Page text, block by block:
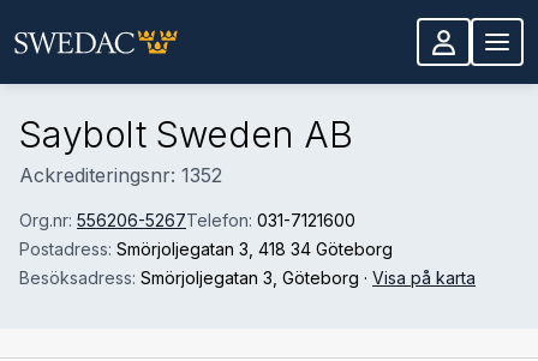
Saybolt Sweden AB
Ackrediteringsnr: 1352
Org.nr: 556206-5267Telefon: 031-7121600
Postadress: Smörjoljegatan 3 , 418 34 Göteborg
Besöksadress: Smörjoljegatan 3 , Göteborg · Visa på karta